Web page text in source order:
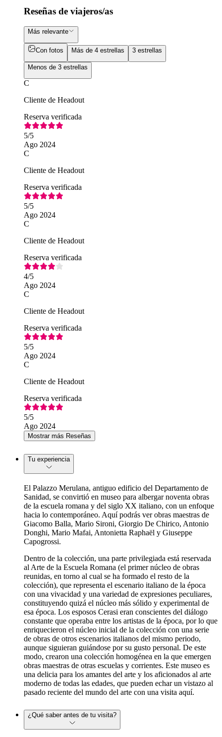
Reseñas de viajeros/as
Más relevante
Con fotos Más de 4 estrellas 3 estrellas
Menos de 3 estrellas
C
Cliente de Headout
Reserva verificada
5/5
Ago 2024
C
Cliente de Headout
Reserva verificada
5/5
Ago 2024
C
Cliente de Headout
Reserva verificada
4/5
Ago 2024
C
Cliente de Headout
Reserva verificada
5/5
Ago 2024
C
Cliente de Headout
Reserva verificada
5/5
Ago 2024
Mostrar más Reseñas
Tu experiencia
El Palazzo Merulana, antiguo edificio del Departamento de
Sanidad, se convirtió en museo para albergar noventa obras
de la escuela romana y del siglo XX italiano, con un enfoque
hacia lo contemporáneo. Aquí podrás ver obras maestras de
Giacomo Balla, Mario Sironi, Giorgio De Chirico, Antonio
Donghi, Mario Mafai, Antonietta Raphaël y Giuseppe
Capogrossi.
Dentro de la colección, una parte privilegiada está reservada
al Arte de la Escuela Romana (el primer núcleo de obras
reunidas, en torno al cual se ha formado el resto de la
colección), que representa el escenario italiano de la época
con una vivacidad y una variedad de expresiones peculiares,
constituyendo quizá el núcleo más sólido y experimental de
esa época. Los esposos Cerasi eran conscientes del diálogo
constante que operaba entre los artistas de la época, por lo que
enriquecieron el núcleo inicial de la colección con una serie
de obras de otros escenarios italianos del mismo periodo,
aunque siguieran guiándose por su gusto personal. De este
modo, crearon una colección homogénea en la que emergen
obras maestras de otras escuelas y corrientes. Este museo es
una delicia para los amantes del arte y los aficionados al arte
moderno de todas las edades, que pueden echar un vistazo al
pasado reciente del mundo del arte con una visita aquí.
¿Qué saber antes de tu visita?